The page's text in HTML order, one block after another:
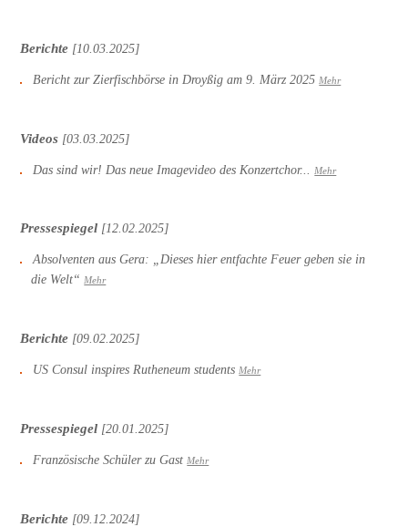
Berichte [10.03.2025]
Bericht zur Zierfischbörse in Droyßig am 9. März 2025 Mehr
Videos [03.03.2025]
Das sind wir! Das neue Imagevideo des Konzertchor... Mehr
Pressespiegel [12.02.2025]
Absolventen aus Gera: „Dieses hier entfachte Feuer geben sie in
die Welt“ Mehr
Berichte [09.02.2025]
US Consul inspires Rutheneum students Mehr
Pressespiegel [20.01.2025]
Französische Schüler zu Gast Mehr
Berichte [09.12.2024]